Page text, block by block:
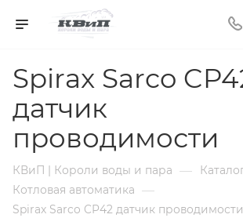
Spirax Sarco
датчик
проводимости
КВиП | Короли воды и пара —
Котловая автоматика —
Spirax Sarco CP42 датчик проводимости